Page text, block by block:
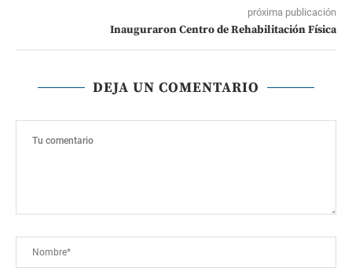
próxima publicación
Inauguraron Centro de Rehabilitación Física
DEJA UN COMENTARIO